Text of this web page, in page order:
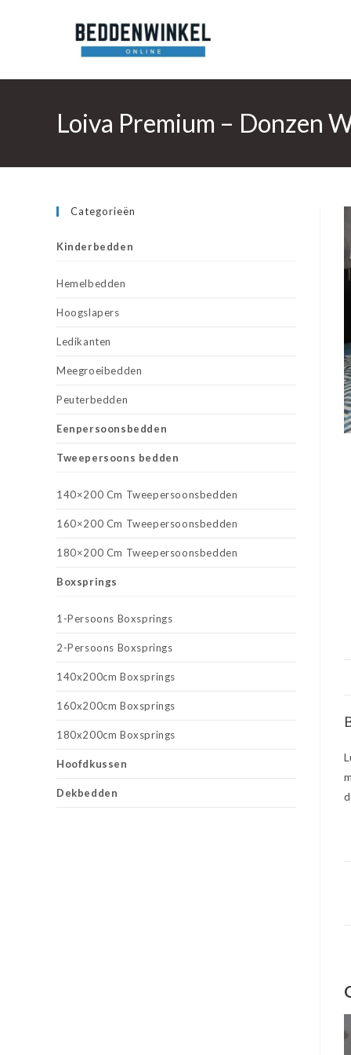
Loiva Premium – Donzen
Categorieën
Kinderbedden
Hemelbedden
Hoogslapers
Ledikanten
Meegroeibedden
Peuterbedden
Eenpersoonsbedden
Tweepersoons bedden
140×200 Cm Tweepersoonsbedden
160×200 Cm Tweepersoonsbedden
180×200 Cm Tweepersoonsbedden
Boxsprings
1-Persoons Boxsprings
2-Persoons Boxsprings
140x200cm Boxsprings
160x200cm Boxsprings
180x200cm Boxsprings
Hoofdkussen
Dekbedden